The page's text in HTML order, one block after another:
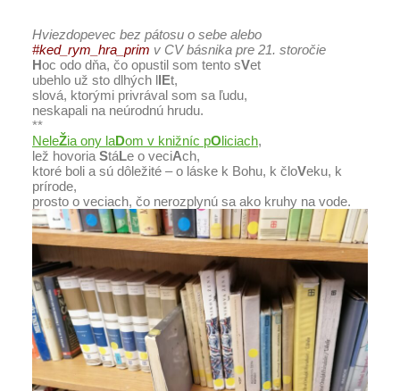
Hviezdopevec bez pátosu o sebe alebo
#ked_rym_hra_prim v CV básnika pre 21. storočie
Hoc odo dňa, čo opustil som tento sVet
ubehlo už sto dlhých lIEt,
slová, ktorými privrával som sa ľudu,
neskapali na neúrodnú hrudu.
**
NeleŽia ony laDom v knižníc pOliciach,
lež hovoria StáLe o veciAch,
ktoré boli a sú dôležité – o láske k Bohu, k čloVeku, k
prírode,
prosto o veciach, čo nerozplynú sa ako kruhy na vode.